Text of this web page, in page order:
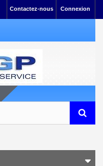
Connexion
Contactez-nous